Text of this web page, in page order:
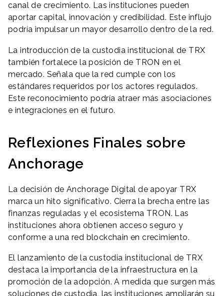
canal de crecimiento. Las instituciones pueden
aportar capital, innovación y credibilidad. Este influjo
podría impulsar un mayor desarrollo dentro de la red.
La introducción de la custodia institucional de TRX
también fortalece la posición de TRON en el
mercado. Señala que la red cumple con los
estándares requeridos por los actores regulados.
Este reconocimiento podría atraer más asociaciones
e integraciones en el futuro.
Reflexiones Finales sobre
Anchorage
La decisión de Anchorage Digital de apoyar TRX
marca un hito significativo. Cierra la brecha entre las
finanzas reguladas y el ecosistema TRON. Las
instituciones ahora obtienen acceso seguro y
conforme a una red blockchain en crecimiento.
El lanzamiento de la custodia institucional de TRX
destaca la importancia de la infraestructura en la
promoción de la adopción. A medida que surgen más
soluciones de custodia, las instituciones ampliarán su